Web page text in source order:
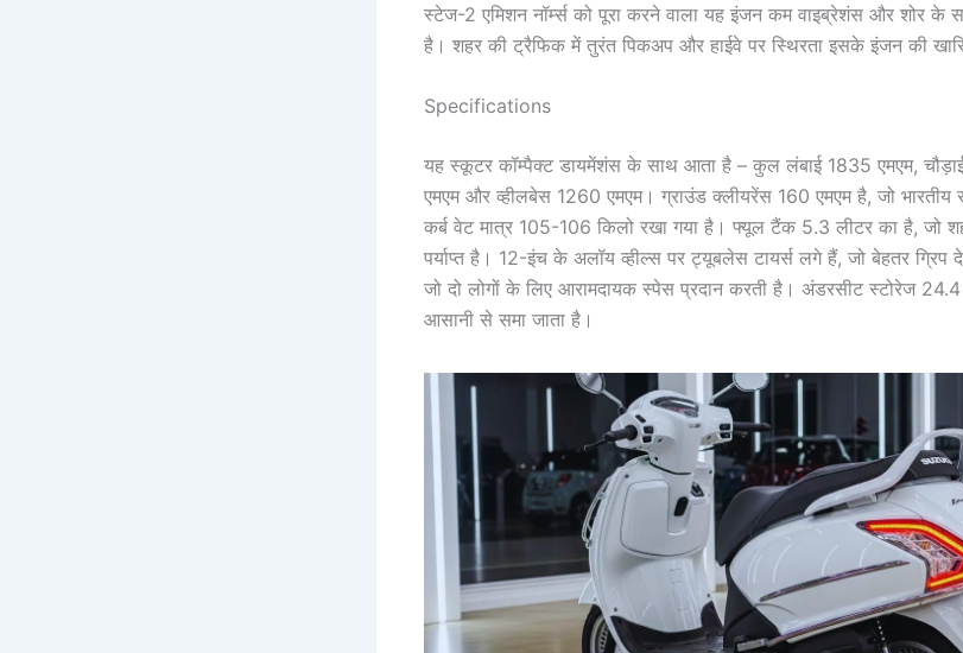
स्टेज-2 एमिशन नॉर्म्स को पूरा करने वाला यह इंजन कम वाइब्रेशंस और शोर के
है। शहर की ट्रैफिक में तुरंत पिकअप और हाईवे पर स्थिरता इसके इंजन की
Specifications
यह स्कूटर कॉम्पैक्ट डायमेंशंस के साथ आता है – कुल लंबाई 1835 एमएम,
एमएम और व्हीलबेस 1260 एमएम। ग्राउंड क्लीयरेंस 160 एमएम है, जो
कर्ब वेट मात्र 105-106 किलो रखा गया है। फ्यूल टैंक 5.3 लीटर का है, जो
पर्याप्त है। 12-इंच के अलॉय व्हील्स पर ट्यूबलेस टायर्स लगे हैं, जो बेहतर
जो दो लोगों के लिए आरामदायक स्पेस प्रदान करती है। अंडरसीट स्टोरेज
आसानी से समा जाता है।